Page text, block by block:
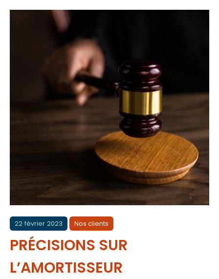
22 février 2023 Nos clients
PRÉCISIONS SUR
L’AMORTISSEUR